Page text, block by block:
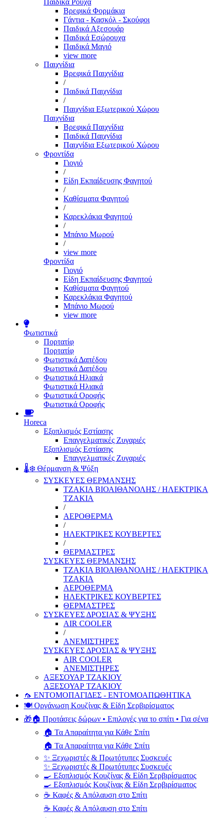
Παιδικά Ρούχα
Βρεφικά Φορμάκια
Γάντια - Κασκόλ - Σκούφοι
Παιδικά Αξεσουάρ
Παιδικά Εσώρουχα
Παιδικά Μαγιό
view more
Παιχνίδια
Βρεφικά Παιχνίδια
/
Παιδικά Παιχνίδια
/
Παιχνίδια Εξωτερικού Χώρου
Παιχνίδια
Βρεφικά Παιχνίδια
Παιδικά Παιχνίδια
Παιχνίδια Εξωτερικού Χώρου
Φροντίδα
Γιογιό
/
Είδη Εκπαίδευσης Φαγητού
/
Καθίσματα Φαγητού
/
Καρεκλάκια Φαγητού
/
Μπάνιο Μωρού
/
view more
Φροντίδα
Γιογιό
Είδη Εκπαίδευσης Φαγητού
Καθίσματα Φαγητού
Καρεκλάκια Φαγητού
Μπάνιο Μωρού
view more
Φωτιστικά
Πορτατίφ
Πορτατίφ
Φωτιστικά Δαπέδου
Φωτιστικά Δαπέδου
Φωτιστικά Ηλιακά
Φωτιστικά Ηλιακά
Φωτιστικά Οροφής
Φωτιστικά Οροφής
Horeca
Εξοπλισμός Εστίασης
Επαγγελματικές Ζυγαριές
Εξοπλισμός Εστίασης
Επαγγελματικές Ζυγαριές
🌡️❄️ Θέρμανση & Ψύξη
ΣΥΣΚΕΥΕΣ ΘΕΡΜΑΝΣΗΣ
ΤΖΑΚΙΑ ΒΙΟΑΙΘΑΝΟΛΗΣ / ΗΛΕΚΤΡΙΚΑ
ΤΖΑΚΙΑ
/
ΑΕΡΟΘΕΡΜΑ
/
ΗΛΕΚΤΡΙΚΕΣ ΚΟΥΒΕΡΤΕΣ
/
ΘΕΡΜΑΣΤΡΕΣ
ΣΥΣΚΕΥΕΣ ΘΕΡΜΑΝΣΗΣ
ΤΖΑΚΙΑ ΒΙΟΑΙΘΑΝΟΛΗΣ / ΗΛΕΚΤΡΙΚΑ
ΤΖΑΚΙΑ
ΑΕΡΟΘΕΡΜΑ
ΗΛΕΚΤΡΙΚΕΣ ΚΟΥΒΕΡΤΕΣ
ΘΕΡΜΑΣΤΡΕΣ
ΣΥΣΚΕΥΕΣ ΔΡΟΣΙΑΣ & ΨΥΞΗΣ
AIR COOLER
/
ΑΝΕΜΙΣΤΗΡΕΣ
ΣΥΣΚΕΥΕΣ ΔΡΟΣΙΑΣ & ΨΥΞΗΣ
AIR COOLER
ΑΝΕΜΙΣΤΗΡΕΣ
ΑΞΕΣΟΥΑΡ ΤΖΑΚΙΟΥ
ΑΞΕΣΟΥΑΡ ΤΖΑΚΙΟΥ
🦟 ΕΝΤΟΜΟΠΑΓΙΔΕΣ - ΕΝΤΟΜΟΑΠΩΘΗΤΙΚΑ
🍽️ Οργάνωση Κουζίνας & Είδη Σερβιρίσματος
🎁🏠 Προτάσεις δώρων • Επιλογές για το σπίτι • Για σένα
🏠 Τα Απαραίτητα για Κάθε Σπίτι
🏠 Τα Απαραίτητα για Κάθε Σπίτι
✨ Ξεχωριστές & Πρωτότυπες Συσκευές
✨ Ξεχωριστές & Πρωτότυπες Συσκευές
🍳 Εξοπλισμός Κουζίνας & Είδη Σερβιρίσματος
🍳 Εξοπλισμός Κουζίνας & Είδη Σερβιρίσματος
☕ Καφές & Απόλαυση στο Σπίτι
☕ Καφές & Απόλαυση στο Σπίτι